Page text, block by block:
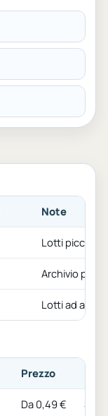
Note
Lotti piccoli
Archivio
Lotti ad alto
Prezzo
Da 0,49 €